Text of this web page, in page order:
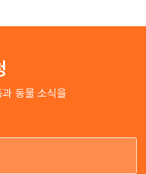
동물 소식을